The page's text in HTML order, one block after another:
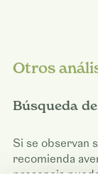
Otros
Búsqueda
Si se observan
recomienda